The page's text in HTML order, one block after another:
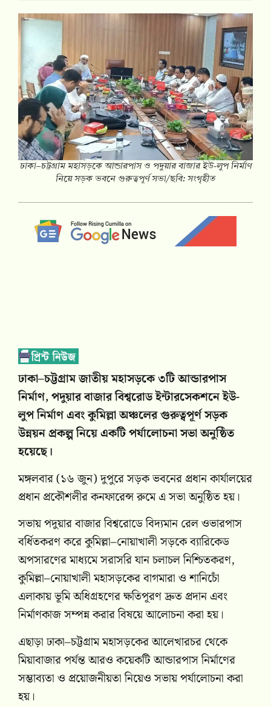
ঢাকা–চট্টগ্রাম মহাসড়কে আন্ডারপাস ও পদুয়ার বাজার ইউ-লুপ নির্মাণ
নিয়ে সড়ক ভবনে গুরুত্বপূর্ণ সভা/ছবি: সংগৃহীত
ঢাকা–চট্টগ্রাম জাতীয় মহাসড়কে ৩টি আন্ডারপাস
নির্মাণ, পদুয়ার বাজার বিশ্বরোড ইন্টারসেকশনে ইউ-
লুপ নির্মাণ এবং কুমিল্লা অঞ্চলের গুরুত্বপূর্ণ সড়ক
উন্নয়ন প্রকল্প নিয়ে একটি পর্যালোচনা সভা অনুষ্ঠিত
হয়েছে।
মঙ্গলবার (১৬ জুন) দুপুরে সড়ক ভবনের প্রধান কার্যালয়ের
প্রধান প্রকৌশলীর কনফারেন্স রুমে এ সভা অনুষ্ঠিত হয়।
সভায় পদুয়ার বাজার বিশ্বরোডে বিদ্যমান রেল ওভারপাস
বর্ধিতকরণ করে কুমিল্লা–নোয়াখালী সড়কে ব্যারিকেড
অপসারণের মাধ্যমে সরাসরি যান চলাচল নিশ্চিতকরণ,
কুমিল্লা–নোয়াখালী মহাসড়কের বাগমারা ও শানিচোঁ
এলাকায় ভূমি অধিগ্রহণের ক্ষতিপূরণ দ্রুত প্রদান এবং
নির্মাণকাজ সম্পন্ন করার বিষয়ে আলোচনা করা হয়।
এছাড়া ঢাকা–চট্টগ্রাম মহাসড়কের আলেখারচর থেকে
মিয়াবাজার পর্যন্ত আরও কয়েকটি আন্ডারপাস নির্মাণের
সম্ভাব্যতা ও প্রয়োজনীয়তা নিয়েও সভায় পর্যালোচনা করা
হয়।